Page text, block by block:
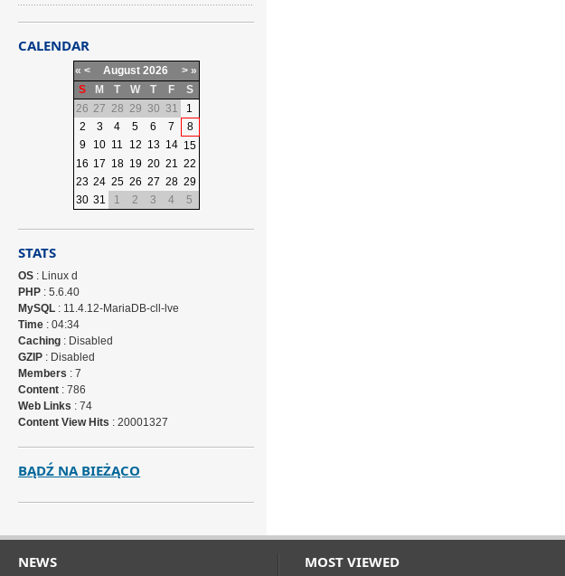
CALENDAR
« < August 2026 > »
S
M T W T F
S
26 27 28 29 30 31
1
2
3 4 5 6 7
8
9
10 11 12 13 14 15
16 17 18 19 20 21 22
23 24 25 26 27 28 29
30 31 1 2 3 4 5
STATS
OS : Linux d
PHP : 5.6.40
MySQL : 11.4.12-MariaDB-cll-lve
Time : 04:34
Caching : Disabled
GZIP : Disabled
Members : 7
Content : 786
Web Links : 74
Content View Hits : 20001327
BĄDŹ NA BIEŻĄCO
NEWS MOST VIEWED